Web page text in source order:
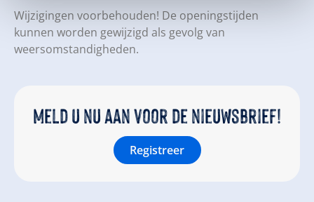
Wijzigingen voorbehouden! De openingstijden
kunnen worden gewijzigd als gevolg van
weersomstandigheden.
Meld u nu aan voor de nieuwsbrief!
Registreer